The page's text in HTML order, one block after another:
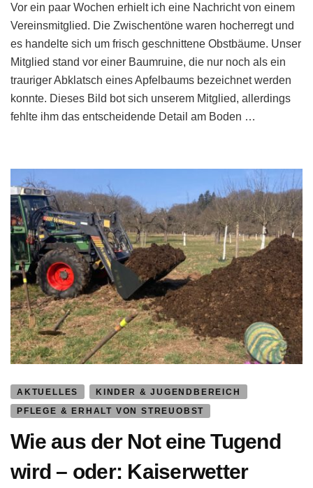
schleichend,
tödlich
–
Mistel
und
unsere
Obstbaumbestände
Vor ein paar Wochen erhielt ich eine Nachricht von einem
Vereinsmitglied. Die Zwischentöne waren hocherregt und
es handelte sich um frisch geschnittene Obstbäume. Unser
Mitglied stand vor einer Baumruine, die nur noch als ein
trauriger Abklatsch eines Apfelbaums bezeichnet werden
konnte. Dieses Bild bot sich unserem Mitglied, allerdings
fehlte ihm das entscheidende Detail am Boden …
AKTUELLES
KINDER & JUGENDBEREICH
PFLEGE & ERHALT VON STREUOBST
Wie aus der Not eine Tugend
wird – oder: Kaiserwetter